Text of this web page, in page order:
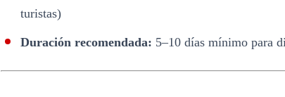
turistas)
Duración recomendada: 5–10 días mínimo para